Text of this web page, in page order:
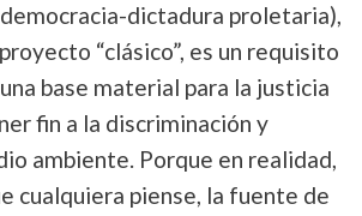
dictadura proletaria),
“clásico”, es un requisito
base material para la justicia
fin a la discriminación y
ambiente. Porque en realidad,
cualquiera piense, la fuente de